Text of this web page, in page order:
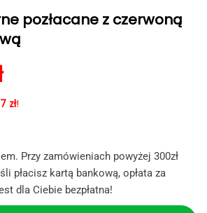
pozłacane z czerwoną
zł!
Przy zamówieniach powyżej 300zł
płacisz kartą bankową, opłata za
dla Ciebie bezpłatna!